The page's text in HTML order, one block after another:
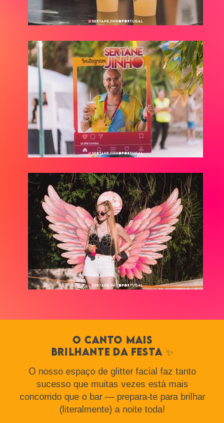
O canto mais
brilhante da festa ✨
O nosso espaço de glitter facial faz tanto
sucesso que muitas vezes está mais
concorrido que o bar — prepara-te para brilhar
(literalmente) a noite toda!